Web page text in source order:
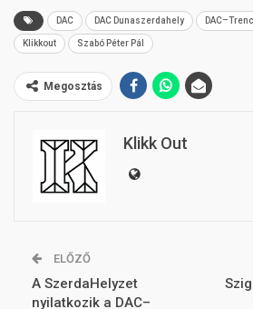
DAC DAC Dunaszerdahely
Klikkout Szabó Péter Pál
Megosztás
Klikk Out
ELŐZŐ
A SzerdaHelyzet
nyilatkozik a DAC–